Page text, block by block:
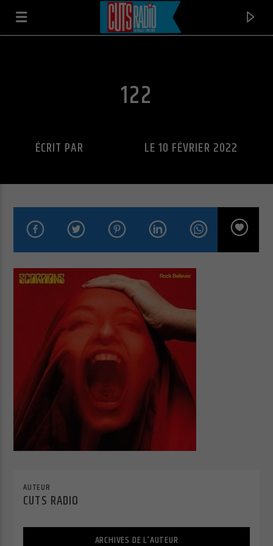
EN CE MOMENT
TONIGHTS GONNA BE MY NIGHT
Cuts Radio
Cuts Hip Hop R&B
122
ÉCRIT PAR LE 10 FÉVRIER 2022
AUTEUR
CUTS RADIO
ARCHIVES DE L'AUTEUR